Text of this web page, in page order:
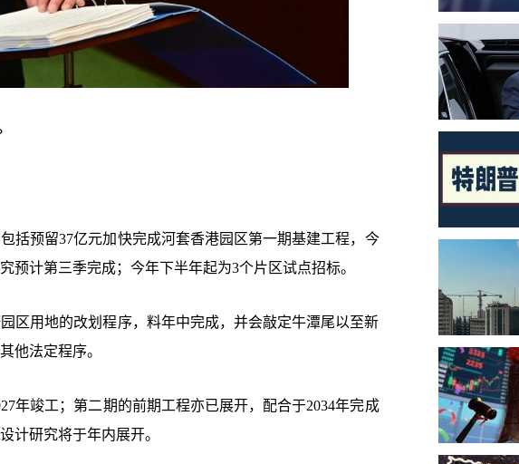
括预留37亿元加快完成河套香港园区第一期基建工程，今
计第三季完成；今年下半年起为3个片区试点招标。
区用地的改划程序，料年中完成，并会敲定牛潭尾以至新
他法定程序。
年竣工；第二期的前期工程亦已展开，配合于2034年完成
计研究将于年内展开。